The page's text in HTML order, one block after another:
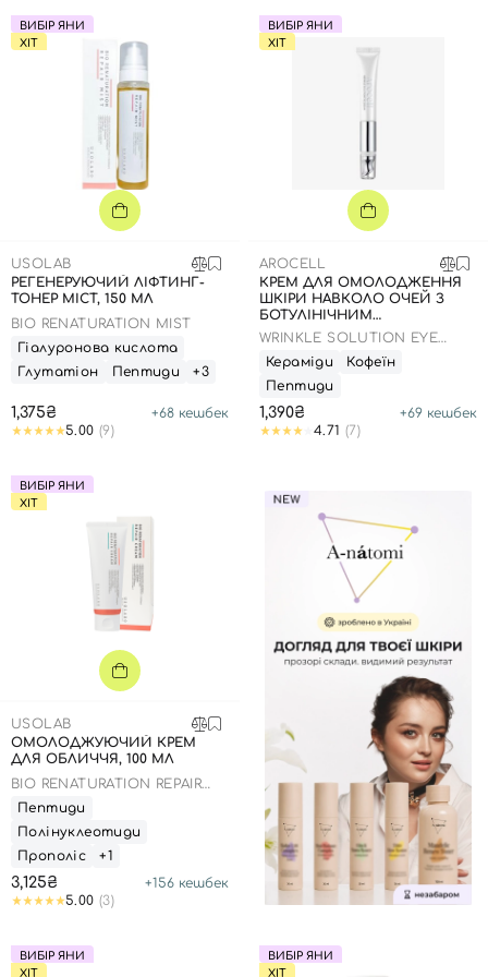
ВИБІР ЯНИ
ХІТ
USOLAB
РЕГЕНЕРУЮЧИЙ ЛІФТИНГ-
ТОНЕР МІСТ, 150 МЛ
BIO RENATURATION MIST
Гіалуронова кислота
Глутатіон
Пептиди +3
1,375₴ +68 кешбек
5.00 (9)
ВИБІР ЯНИ
ХІТ
AROCELL
КРЕМ ДЛЯ ОМОЛОДЖЕННЯ
ШКІРИ НАВКОЛО ОЧЕЙ З
БОТУЛІНІЧНИМ
ПОЛІПЕПТИДОМ ТА
ПІДСИЛЮВАЧЕМ-
АПЛІКАТОРОМ, 15 МЛ
WRINKLE SOLUTION EYE
CREAM
Кераміди
Кофеїн
Пептиди
1,390₴ +69 кешбек
4.71 (7)
ВИБІР ЯНИ
ХІТ
USOLAB
ОМОЛОДЖУЮЧИЙ КРЕМ
ДЛЯ ОБЛИЧЧЯ, 100 МЛ
BIO RENATURATION REPAIR
CREAM
Пептиди
Полінуклеотиди
Прополіс
+1
3,125₴ +156 кешбек
5.00 (3)
ВИБІР ЯНИ
ХІТ
ВИБІР ЯНИ
ХІТ